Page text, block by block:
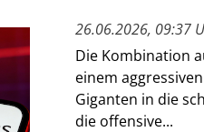
26.06.2026, 09:37
Die Kombination
einem
Giganten in die
die offensive...